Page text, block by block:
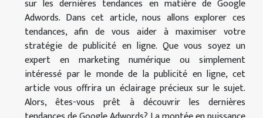
sur les dernières tendances en matière de Google
Adwords. Dans cet article, nous allons explorer ces
tendances, afin de vous aider à maximiser votre
stratégie de publicité en ligne. Que vous soyez un
expert en marketing numérique ou simplement
intéressé par le monde de la publicité en ligne, cet
article vous offrira un éclairage précieux sur le sujet.
Alors, êtes-vous prêt à découvrir les dernières